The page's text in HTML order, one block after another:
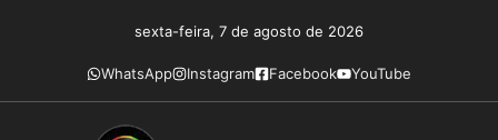
conteúdo
sexta-feira, 7 de agosto de 2026
WhatsApp Instagram Facebook YouTube